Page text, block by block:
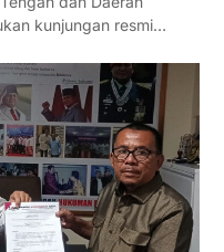
kunjungan resmi…